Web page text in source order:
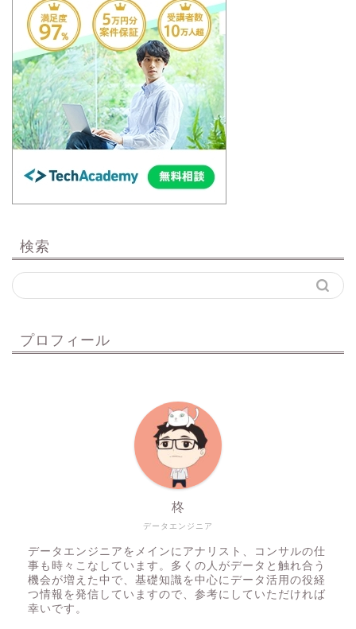
検索
プロフィール
データエンジニア
柊
データエンジニアをメインにアナリスト、コンサルの仕
事も時々こなしています。多くの人がデータと触れ合う
機会が増えた中で、基礎知識を中心にデータ活用の役経
つ情報を発信していますので、参考にしていただければ
幸いです。